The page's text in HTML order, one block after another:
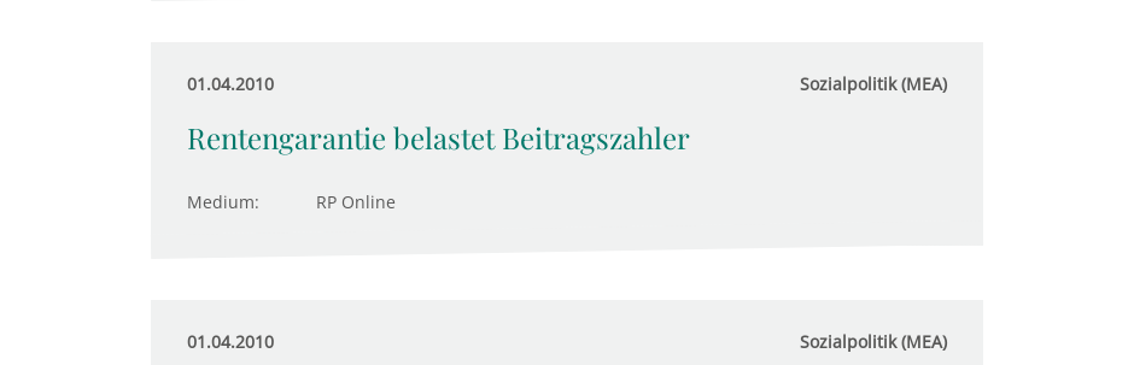
01.04.2010 Sozialpolitik (MEA)
Rentengarantie belastet Beitragszahler
Medium: RP Online
01.04.2010 Sozialpolitik (MEA)